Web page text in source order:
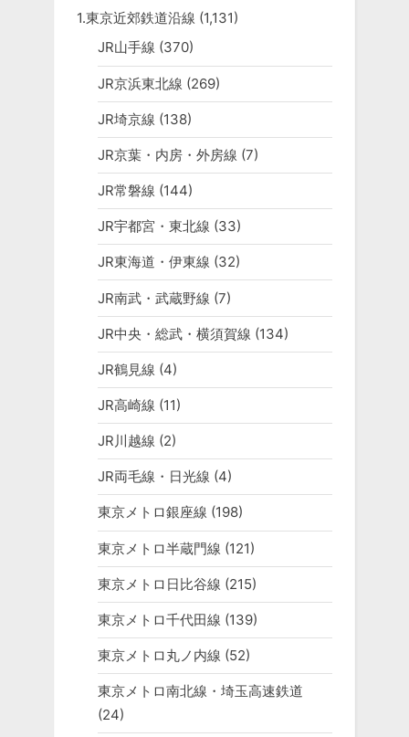
1.東京近郊鉄道沿線 (1,131)
JR山手線 (370)
JR京浜東北線 (269)
JR埼京線 (138)
JR京葉・内房・外房線 (7)
JR常磐線 (144)
JR宇都宮・東北線 (33)
JR東海道・伊東線 (32)
JR南武・武蔵野線 (7)
JR中央・総武・横須賀線 (134)
JR鶴見線 (4)
JR高崎線 (11)
JR川越線 (2)
JR両毛線・日光線 (4)
東京メトロ銀座線 (198)
東京メトロ半蔵門線 (121)
東京メトロ日比谷線 (215)
東京メトロ千代田線 (139)
東京メトロ丸ノ内線 (52)
東京メトロ南北線・埼玉高速鉄道
(24)